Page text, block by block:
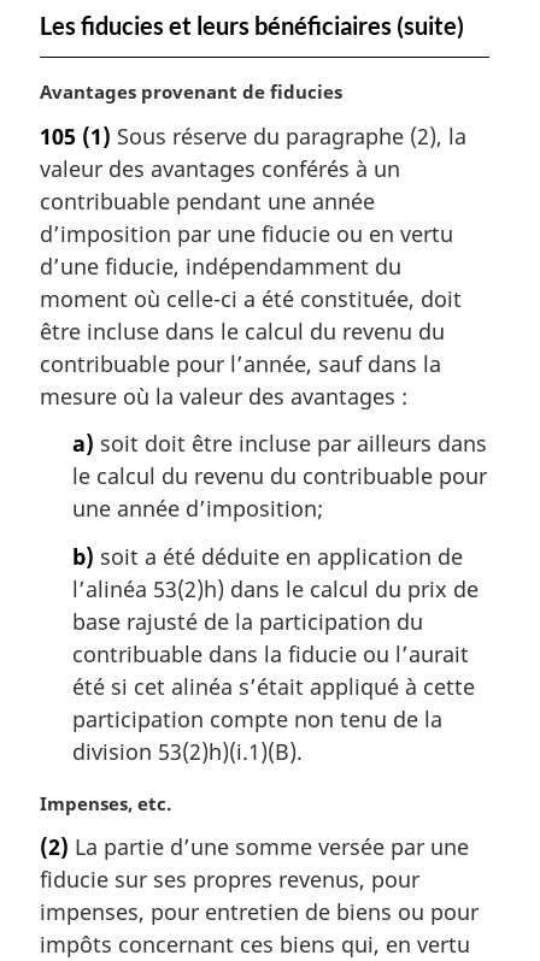
Les fiducies et leurs bénéficiaires (suite)
N
t
e
m
a
g
i
n
a
e
Avantages provenant de fiducies
105 (1) Sous réserve du paragraphe (2), la
valeur des avantages conférés à un
contribuable pendant une année
d’imposition par une fiducie ou en vertu
d’une fiducie, indépendamment du
moment où celle-ci a été constituée, doit
être incluse dans le calcul du revenu du
contribuable pour l’année, sauf dans la
mesure où la valeur des avantages :
a) soit doit être incluse par ailleurs dans
le calcul du revenu du contribuable pour
une année d’imposition;
b) soit a été déduite en application de
l’alinéa 53(2)h) dans le calcul du prix de
base rajusté de la participation du
contribuable dans la fiducie ou l’aurait
été si cet alinéa s’était appliqué à cette
participation compte non tenu de la
division 53(2)h)(i.1)(B).
N
t
e
m
a
Impenses, etc.
(2) La partie d’une somme versée par une
fiducie sur ses propres revenus, pour
impenses, pour entretien de biens ou pour
impôts concernant ces biens qui, en vertu